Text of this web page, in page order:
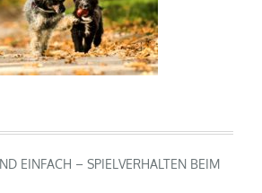
EINFACH – SPIELVERHALTEN BEIM